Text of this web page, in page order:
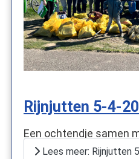
Rijnjutten 5-4-
Een ochtendje samen
flinkLees meer: Rijnjutten